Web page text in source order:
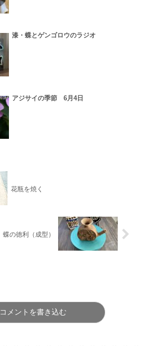
漆・蝶とゲンゴロウのラジオ
アジサイの季節 6月4日
花瓶を焼く
蝶の徳利（成型）
コメントを書き込む